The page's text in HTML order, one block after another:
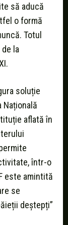
să aducă
o formă
Totul
la
soluție
aflată în
într-o
este amintită
se
deștepți”